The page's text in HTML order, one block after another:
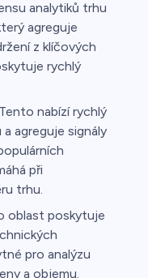
analytiků trhu
agreguje
z klíčových
rychlý
Tento nabízí rychlý
agreguje signály
při
trhu.
oblast poskytuje
pro analýzu
a objemu.